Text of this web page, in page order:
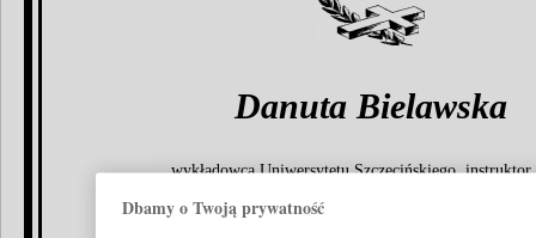
Danuta Bielawska
wykładowca Uniwersytetu Szczecińskiego, instruktor
w latach 1970-1974
Dbamy o Twoją prywatność